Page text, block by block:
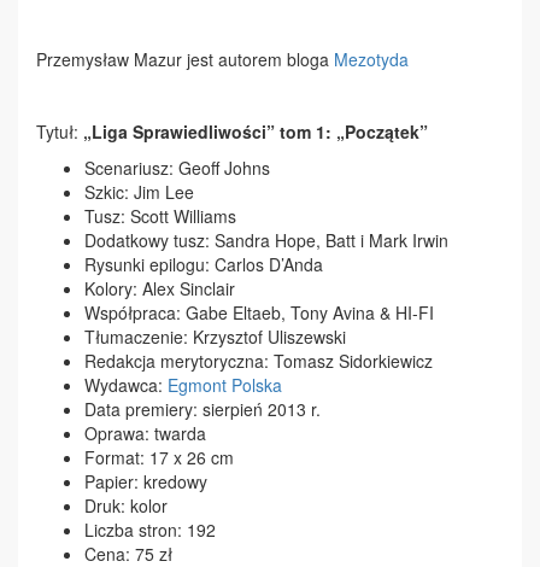
Przemysław Mazur jest autorem bloga Mezotyda
Tytuł: „Liga Sprawiedliwości” tom 1: „Początek”
Scenariusz: Geoff Johns
Szkic: Jim Lee
Tusz: Scott Williams
Dodatkowy tusz: Sandra Hope, Batt i Mark Irwin
Rysunki epilogu: Carlos D’Anda
Kolory: Alex Sinclair
Współpraca: Gabe Eltaeb, Tony Avina & HI-FI
Tłumaczenie: Krzysztof Uliszewski
Redakcja merytoryczna: Tomasz Sidorkiewicz
Wydawca: Egmont Polska
Data premiery: sierpień 2013 r.
Oprawa: twarda
Format: 17 x 26 cm
Papier: kredowy
Druk: kolor
Liczba stron: 192
Cena: 75 zł